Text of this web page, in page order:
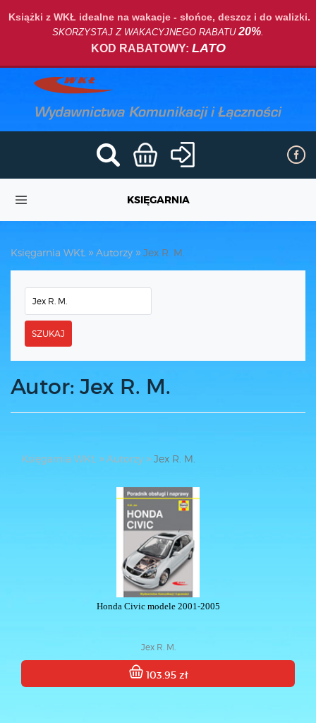
Książki z WKŁ idealne na wakacje - słońce, deszcz i do walizki.
SKORZYSTAJ Z WAKACYJNEGO RABATU20%.
KOD RABATOWY: LATO
KSIĘGARNIA
Księgarnia WKŁ Autorzy Jex R. M.
SZUKAJ
Autor: Jex R. M.
Księgarnia WKŁ Autorzy Jex R. M.
Honda Civic modele 2001-2005
Jex R. M.
103.95 zł